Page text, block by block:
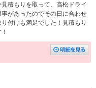
積もりを取って、高松ドライ
があったのでその日に合わせ
付けも満足でした！見積もり